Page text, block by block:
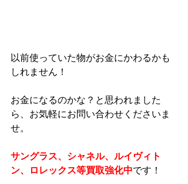
以前使っていた物がお金にかわるかも
しれません！
お金になるのかな？と思われました
ら、お気軽にお問い合わせくださいま
せ。
サングラス、シャネル、ルイヴィト
ン、ロレックス等買取強化中です！